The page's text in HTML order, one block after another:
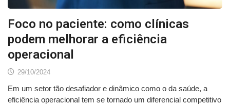
Foco no paciente: como clínicas
podem melhorar a eficiência
operacional
29/10/2024
Em um setor tão desafiador e dinâmico como o da saúde, a
eficiência operacional tem se tornado um diferencial competitivo